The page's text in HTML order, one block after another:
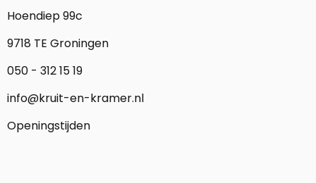
Hoendiep 99c
9718 TE Groningen
050 - 312 15 19
info@kruit-en-kramer.nl
Openingstijden